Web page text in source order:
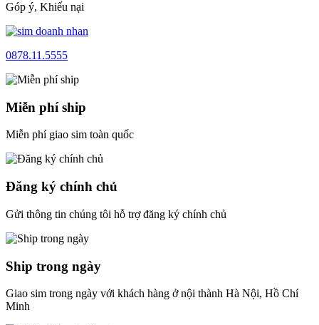
Góp ý, Khiếu nại
0878.11.5555
Miễn phí ship
Miễn phí giao sim toàn quốc
Đăng ký chính chủ
Gửi thông tin chúng tôi hỗ trợ đăng ký chính chủ
Ship trong ngày
Giao sim trong ngày với khách hàng ở nội thành Hà Nội, Hồ Chí
Minh